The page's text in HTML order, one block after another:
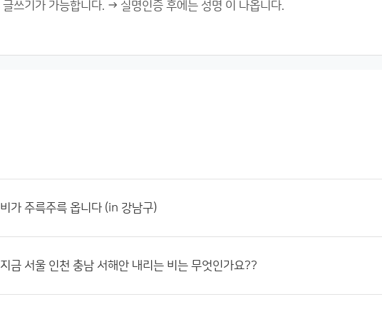
비가 주륵주륵 옵니다 (in 강남구)
지금 서울 인천 충남 서해안 내리는 비는 무엇인가요??